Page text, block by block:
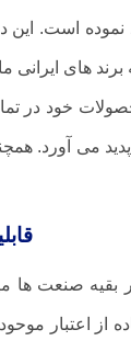
نموده است.
چه برند های
خود در
صنعت ها
از اعتبار